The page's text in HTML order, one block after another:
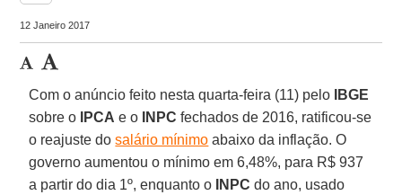
12 Janeiro 2017
Com o anúncio feito nesta quarta-feira (11) pelo
IBGE
sobre o
IPCA e o INPC fechados de 2016, ratificou-se
o reajuste do salário mínimo abaixo da inflação. O
governo aumentou o mínimo em 6,48%, para R$ 937
a partir do dia 1º, enquanto o
INPC do ano, usado